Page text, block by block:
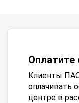
Оплатите
Клиенты
оплачивать
центре в